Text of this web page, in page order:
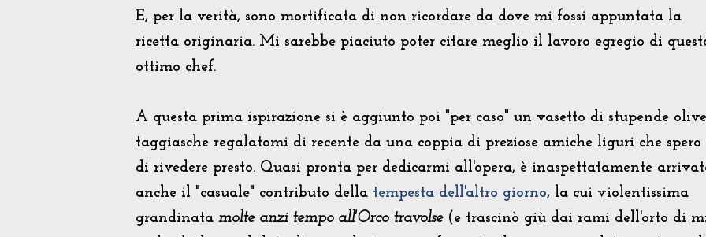
E, per la verità, sono mortificata di non ricordare da dove mi fossi appuntata la
ricetta originaria. Mi sarebbe piaciuto poter citare meglio il lavoro egregio di
ottimo chef.
A questa prima ispirazione si è aggiunto poi "per caso" un vasetto di stupende olive
taggiasche regalatomi di recente da una coppia di preziose amiche liguri che spero
di rivedere presto. Quasi pronta per dedicarmi all'opera, è inaspettatamente
anche il "casuale" contributo della tempesta dell'altro giorno, la cui violentissima
grandinata molte anzi tempo all'Orco travolse(e trascinò giù dai rami dell'orto di